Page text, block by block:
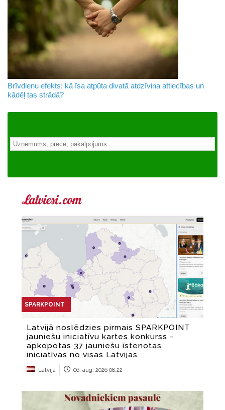
Brīvdienu efekts: kā īsa atpūta divatā atdzīvina attiecības un
kādēļ tas strādā?